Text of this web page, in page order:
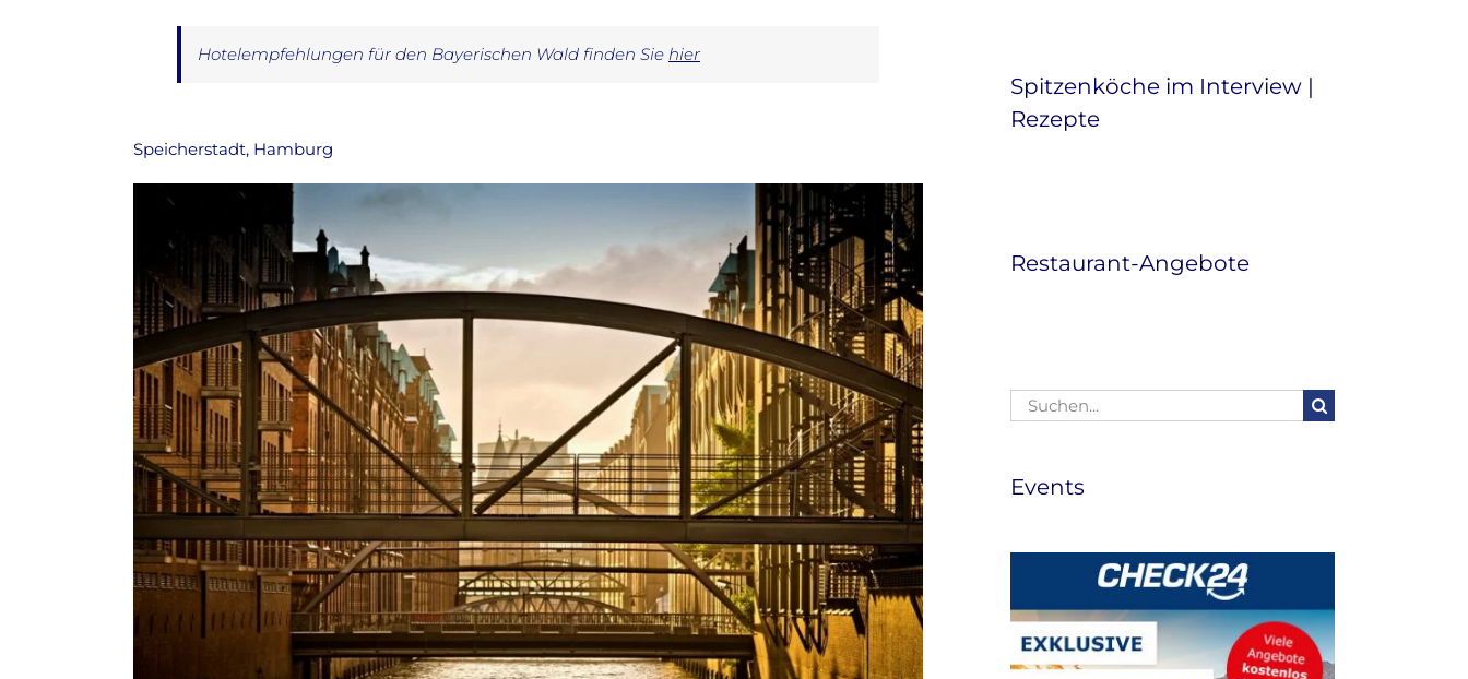
Hotelempfehlungen für den Bayerischen Wald finden Sie hier
Speicherstadt, Hamburg
Spitzenköche im Interview |
Rezepte
Restaurant-Angebote
Suche
nach:
Events